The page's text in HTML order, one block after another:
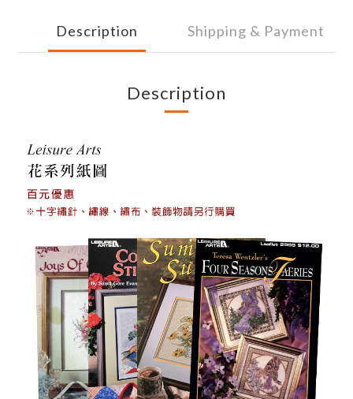
Description Shipping & Payment
Description